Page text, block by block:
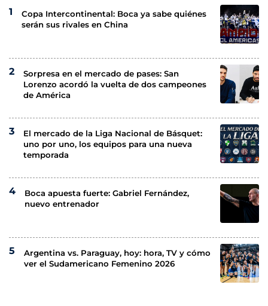
Copa Intercontinental: Boca ya sabe quiénes
serán sus rivales en China
Sorpresa en el mercado de pases: San
Lorenzo acordó la vuelta de dos campeones
de América
El mercado de la Liga Nacional de Básquet:
uno por uno, los equipos para una nueva
temporada
Boca apuesta fuerte: Gabriel Fernández,
nuevo entrenador
Argentina vs. Paraguay, hoy: hora, TV y cómo
ver el Sudamericano Femenino 2026